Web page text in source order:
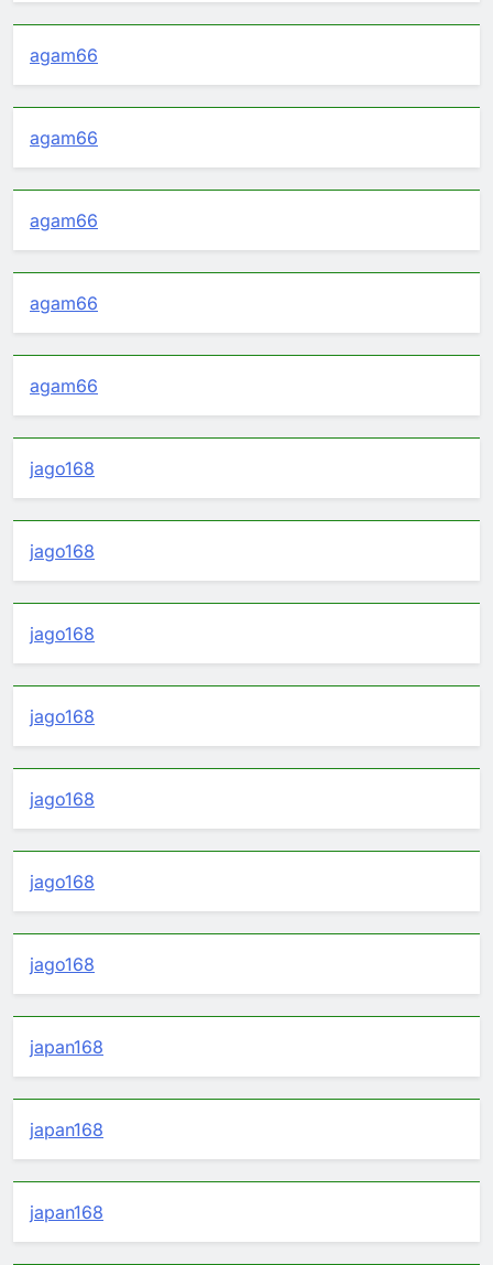
agam66
agam66
agam66
agam66
agam66
jago168
jago168
jago168
jago168
jago168
jago168
jago168
japan168
japan168
japan168